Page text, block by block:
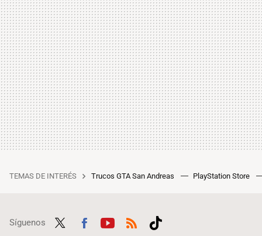
TEMAS DE INTERÉS Trucos GTA San Andreas PlayStation Store
Síguenos